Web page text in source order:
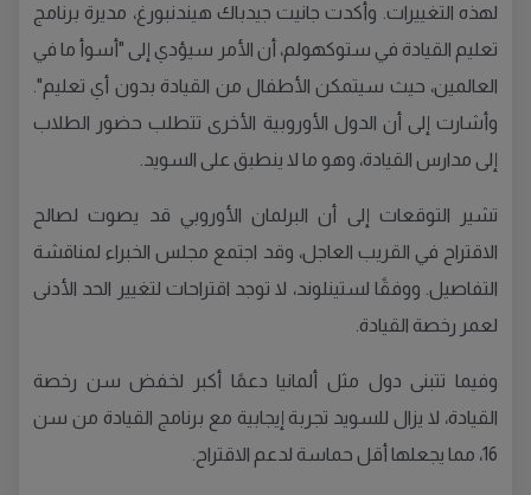
لهذه التغييرات. وأكدت جانيت جيدباك هيندنبورغ، مديرة برنامج
تعليم القيادة في ستوكهولم، أن الأمر سيؤدي إلى "أسوأ ما في
العالمين، حيث سيتمكن الأطفال من القيادة بدون أي تعليم".
وأشارت إلى أن الدول الأوروبية الأخرى تتطلب حضور الطلاب
إلى مدارس القيادة، وهو ما لا ينطبق على السويد.
تشير التوقعات إلى أن البرلمان الأوروبي قد يصوت لصالح
الاقتراح في القريب العاجل، وقد اجتمع مجلس الخبراء لمناقشة
التفاصيل. ووفقًا لستينلوند، لا توجد اقتراحات لتغيير الحد الأدنى
لعمر رخصة القيادة.
وفيما تتبنى دول مثل ألمانيا دعمًا أكبر لخفض سن رخصة
القيادة، لا يزال للسويد تجربة إيجابية مع برنامج القيادة من سن
16، مما يجعلها أقل حماسة لدعم الاقتراح.